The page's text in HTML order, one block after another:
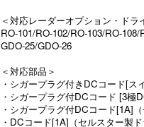
＜対応レーダーオプション・ドラ
RO-101/RO-102/RO-103/RO-
GDO-25/GDO-26
＜対応部品＞
・ シガープラグ付きDCコード[ス
・ シガープラグ付DCコード [3極
・ シガープラグ付DCコード[1A]
・ DCコード[1A]（セルスター製ド